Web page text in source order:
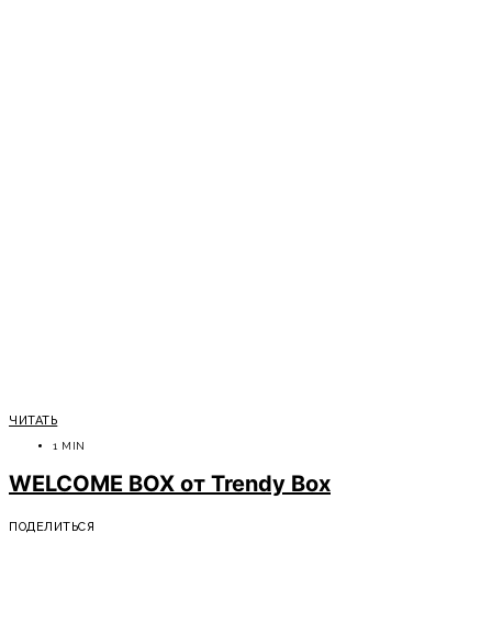
ЧИТАТЬ
1 MIN
WELCOME BOX от Trendy Box
ПОДЕЛИТЬСЯ